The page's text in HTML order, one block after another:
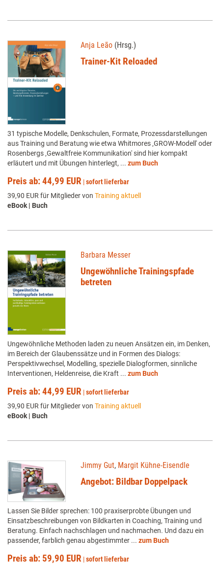
Anja Leão (Hrsg.)
Trainer-Kit Reloaded
31 typische Modelle, Denkschulen, Formate, Prozessdarstellungen
aus Training und Beratung wie etwa Whitmores ‚GROW-Modell' oder
Rosenbergs ‚Gewaltfreie Kommunikation' sind hier kompakt
erläutert und mit Übungen hinterlegt, ... zum Buch
Preis ab: 44,99 EUR |sofort lieferbar
39,90 EUR für Mitglieder von Training aktuell
eBook | Buch
Barbara Messer
Ungewöhnliche Trainingspfade
betreten
Ungewöhnliche Methoden laden zu neuen Ansätzen ein, im Denken,
im Bereich der Glaubenssätze und in Formen des Dialogs:
Perspektivwechsel, Modelling, spezielle Dialogformen, sinnliche
Interventionen, Heldenreise, die Kraft ... zum Buch
Preis ab: 44,99 EUR |sofort lieferbar
39,90 EUR für Mitglieder von Training aktuell
eBook | Buch
Jimmy Gut, Margit Kühne-Eisendle
Angebot: Bildbar Doppelpack
Lassen Sie Bilder sprechen: 100 praxiserprobte Übungen und
Einsatzbeschreibungen von Bildkarten in Coaching, Training und
Beratung. Einfach nachschlagen und nachmachen. Und dazu ein
passender, farblich genau abgestimmter ... zum Buch
Preis ab: 59,90 EUR |sofort lieferbar